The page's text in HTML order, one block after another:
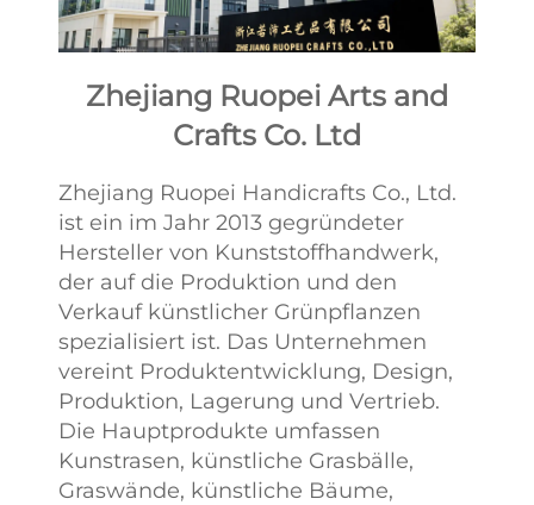
Zhejiang Ruopei Arts and
Crafts Co. Ltd
Zhejiang Ruopei Handicrafts Co., Ltd.
ist ein im Jahr 2013 gegründeter
Hersteller von Kunststoffhandwerk,
der auf die Produktion und den
Verkauf künstlicher Grünpflanzen
spezialisiert ist. Das Unternehmen
vereint Produktentwicklung, Design,
Produktion, Lagerung und Vertrieb.
Die Hauptprodukte umfassen
Kunstrasen, künstliche Grasbälle,
Graswände, künstliche Bäume,